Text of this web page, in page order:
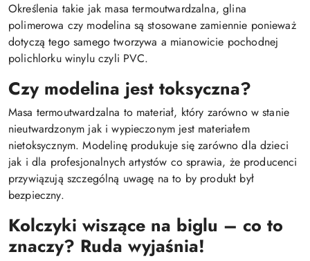
Określenia takie jak masa termoutwardzalna, glina
polimerowa czy modelina są stosowane zamiennie ponieważ
dotyczą tego samego tworzywa a mianowicie pochodnej
polichlorku winylu czyli PVC.
Czy modelina jest toksyczna?
Masa termoutwardzalna to materiał, który zarówno w stanie
nieutwardzonym jak i wypieczonym jest materiałem
nietoksycznym. Modelinę produkuje się zarówno dla dzieci
jak i dla profesjonalnych artystów co sprawia, że producenci
przywiązują szczególną uwagę na to by produkt był
bezpieczny.
Kolczyki wiszące na biglu – co to
znaczy? Ruda wyjaśnia!